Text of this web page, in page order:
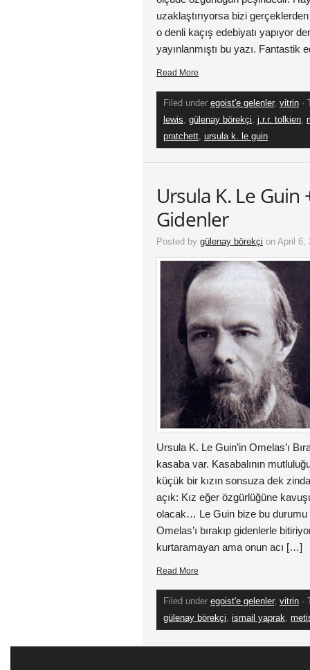
uzaklaştırıyorsa bizi
o denli kaçış edebiyatı yapıyor
yayınlanmıştı bu yazı. Fantastik
Read More
Filed under egoist'e gelenler, vitrin ·
lewis, gülenay börekçi, j.r.r. tolkien,
pratchett, ursula k. le guin
Ursula K. Le Guin
Gidenler
Posted by gülenay börekçi on April 6,
Ursula K. Le Guin’in Omelas’ı
kasaba var. Kasabalının
küçük bir kızın sonsuza dek
açık: Kız eğer özgürlüğüne
olacak… Le Guin bize bu durumu
Omelas’ı bırakıp gidenlerle
kurtaramayan ama onun acı […]
Read More
Filed under egoist'e gelenler, vitrin ·
gülenay börekçi, ismail yaprak,